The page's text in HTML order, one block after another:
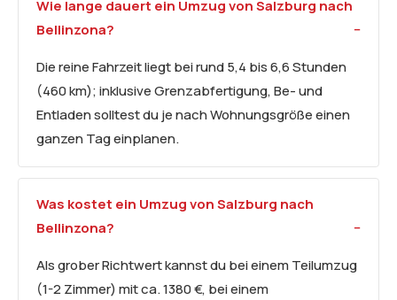
Wie lange dauert ein Umzug von Salzburg nach
Bellinzona?
Die reine Fahrzeit liegt bei rund 5,4 bis 6,6 Stunden
(460 km); inklusive Grenzabfertigung, Be- und
Entladen solltest du je nach Wohnungsgröße einen
ganzen Tag einplanen.
Was kostet ein Umzug von Salzburg nach
Bellinzona?
Als grober Richtwert kannst du bei einem Teilumzug
(1-2 Zimmer) mit ca. 1380 €, bei einem